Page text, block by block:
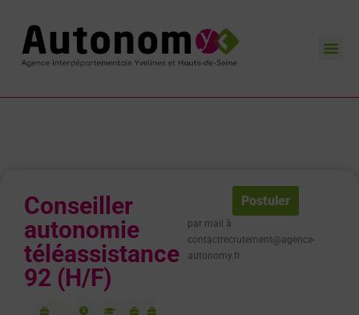
Conseiller
autonomie
téléassistance
92 (H/F)
Postuler
par mail à
contactrecrutement@agence-
autonomy.fr